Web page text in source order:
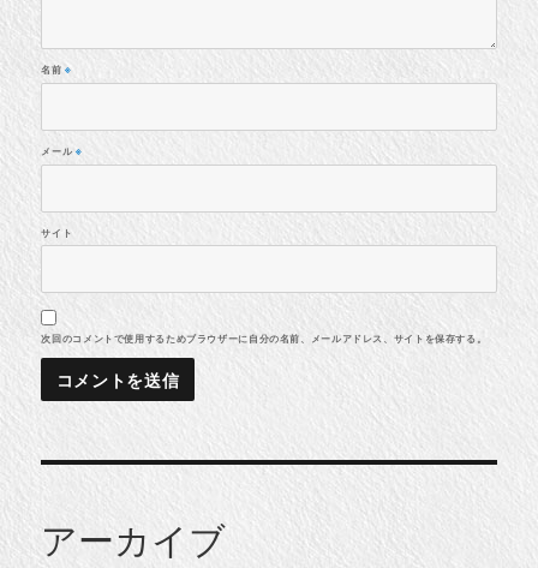
名前※
メール ※
サイト
次回のコメントで使用するためブラウザーに自分の名前、メールアドレス、サイトを保存する。
アーカイブ